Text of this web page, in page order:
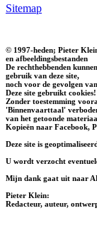
Sitemap
© 1997-heden; Pieter
en afbeeldingsbestanden
De rechthebbenden
gebruik van deze site,
noch voor de gevolgen
Deze site gebruikt cookies!
Zonder toestemming
'Binnenvaarttaal'
van het getoonde
Kopieën naar Facebook,
Deze site is
U wordt verzocht
Mijn dank gaat uit naar
Pieter Klein:
Redacteur, auteur,